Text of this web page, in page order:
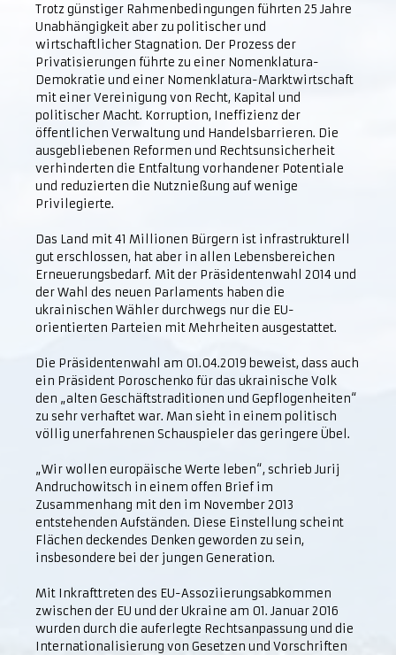
Trotz günstiger Rahmenbedingungen führten 25 Jahre
Unabhängigkeit aber zu politischer und
wirtschaftlicher Stagnation. Der Prozess der
Privatisierungen führte zu einer Nomenklatura-
Demokratie und einer Nomenklatura-Marktwirtschaft
mit einer Vereinigung von Recht, Kapital und
politischer Macht. Korruption, Ineffizienz der
öffentlichen Verwaltung und Handelsbarrieren. Die
ausgebliebenen Reformen und Rechtsunsicherheit
verhinderten die Entfaltung vorhandener Potentiale
und reduzierten die Nutznießung auf wenige
Privilegierte.
Das Land mit 41 Millionen Bürgern ist infrastrukturell
gut erschlossen, hat aber in allen Lebensbereichen
Erneuerungsbedarf. Mit der Präsidentenwahl 2014 und
der Wahl des neuen Parlaments haben die
ukrainischen Wähler durchwegs nur die EU-
orientierten Parteien mit Mehrheiten ausgestattet.
Die Präsidentenwahl am 01.04.2019 beweist, dass auch
ein Präsident Poroschenko für das ukrainische Volk
den „alten Geschäftstraditionen und Gepflogenheiten“
zu sehr verhaftet war. Man sieht in einem politisch
völlig unerfahrenen Schauspieler das geringere Übel.
„Wir wollen europäische Werte leben“, schrieb Jurij
Andruchowitsch in einem offen Brief im
Zusammenhang mit den im November 2013
entstehenden Aufständen. Diese Einstellung scheint
Flächen deckendes Denken geworden zu sein,
insbesondere bei der jungen Generation.
Mit Inkrafttreten des EU-Assoziierungsabkommen
zwischen der EU und der Ukraine am 01. Januar 2016
wurden durch die auferlegte Rechtsanpassung und die
Internationalisierung von Gesetzen und Vorschriften